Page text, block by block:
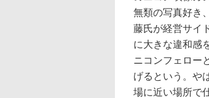
無類の写真好き
藤氏が経営サイ
に大きな違和感
ニコンフェロー
げるという。や
場に近い場所で